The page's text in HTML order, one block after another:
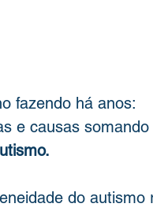
fazendo há anos:
e causas somando
do autismo